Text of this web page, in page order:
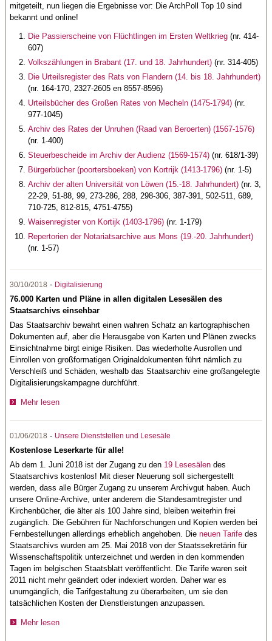
mitgeteilt, nun liegen die Ergebnisse vor: Die ArchPoll Top 10 sind
bekannt und online!
Die Passierscheine von Flüchtlingen im Ersten Weltkrieg (nr. 414-
607)
Volkszählungen in Brabant (17. und 18. Jahrhundert) (nr. 314-405)
Die Urteilsregister des Rats von Flandern (14. bis 18. Jahrhundert)
(nr. 164-170, 2327-2605 en 8557-8596)
Urteilsbücher des Großen Rates von Mecheln (1475-1794) (nr.
977-1045)
Archiv des Rates der Unruhen (Raad van Beroerten) (1567-1576)
(nr. 1-400)
Steuerbescheide im Archiv der Audienz (1569-1574) (nr. 618/1-39)
Bürgerbücher (poortersboeken) von Kortrijk (1413-1796) (nr. 1-5)
Archiv der alten Universität von Löwen (15.-18. Jahrhundert) (nr. 3,
22-29, 51-88, 99, 273-286, 288, 298-306, 387-391, 502-511, 689,
710-725, 812-815, 4751-4755)
Waisenregister von Kortijk (1403-1796) (nr. 1-179)
Repertorien der Notariatsarchive aus Mons (19.-20. Jahrhundert)
(nr. 1-57)
30/10/2018 - Digitalisierung
76.000 Karten und Pläne in allen digitalen Lesesälen des
Staatsarchivs einsehbar
Das Staatsarchiv bewahrt einen wahren Schatz an kartographischen
Dokumenten auf, aber die Herausgabe von Karten und Plänen zwecks
Einsichtnahme birgt einige Risiken. Das wiederholte Ausrollen und
Einrollen von großformatigen Originaldokumenten führt nämlich zu
Verschleiß und Schäden, weshalb das Staatsarchiv eine großangelegte
Digitalisierungskampagne durchführt.
Mehr lesen
01/06/2018 - Unsere Dienststellen und Lesesäle
Kostenlose Leserkarte für alle!
Ab dem 1. Juni 2018 ist der Zugang zu den 19 Lesesälen des
Staatsarchivs kostenlos! Mit dieser Neuerung soll sichergestellt
werden, dass alle Bürger Zugang zu unserem Archivgut haben. Auch
unsere Online-Archive, unter anderem die Standesamtregister und
Kirchenbücher, die älter als 100 Jahre sind, bleiben weiterhin frei
zugänglich. Die Gebühren für Nachforschungen und Kopien werden bei
Fernbestellungen allerdings erheblich angehoben. Dieneuen Tarife des
Staatsarchivs wurden am 25. Mai 2018 von der Staatssekretärin für
Wissenschaftspolitik unterzeichnet und werden in den kommenden
Tagen im belgischen Staatsblatt veröffentlicht. Die Tarife waren seit
2011 nicht mehr geändert oder indexiert worden. Daher war es
unumgänglich, die Tarifgestaltung zu überarbeiten, um sie den
tatsächlichen Kosten der Dienstleistungen anzupassen.
Mehr lesen